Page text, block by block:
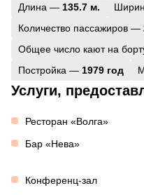
Длина — 135.7 м.
Количество пассажиров —
Общее число кают на
Постройка — 1979 год
Услуги,
Ресторан «Волга»
Бар «Нева»
Конференц-зал